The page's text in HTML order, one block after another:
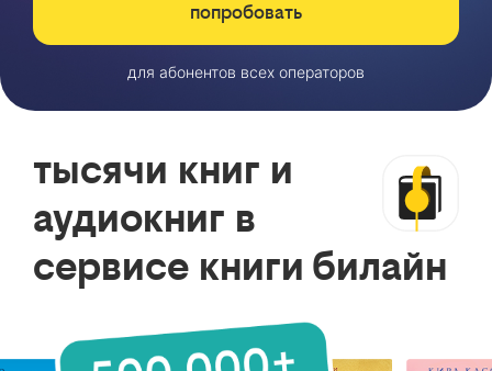
попробовать
для абонентов всех операторов
тысячи книг и
аудиокниг в
сервисе книги билайн